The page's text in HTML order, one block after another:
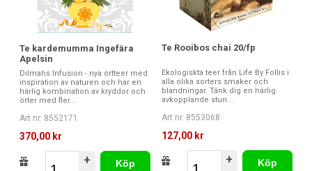
Te kardemumma Ingefära
Apelsin
Dilmahs Infusion - nya örtteer med
inspiration av naturen och har en
härlig kombination av kryddor och
örter med fler...
Art nr. 8552171
370,00 kr
+
Köp
Te Rooibos chai 20/fp
Ekologiskta teer från Life By Follis i
alla olika sorters smaker och
blandningar. Tänk dig en härlig
avkopplande stun...
Art nr. 8553068
127,00 kr
+
Köp